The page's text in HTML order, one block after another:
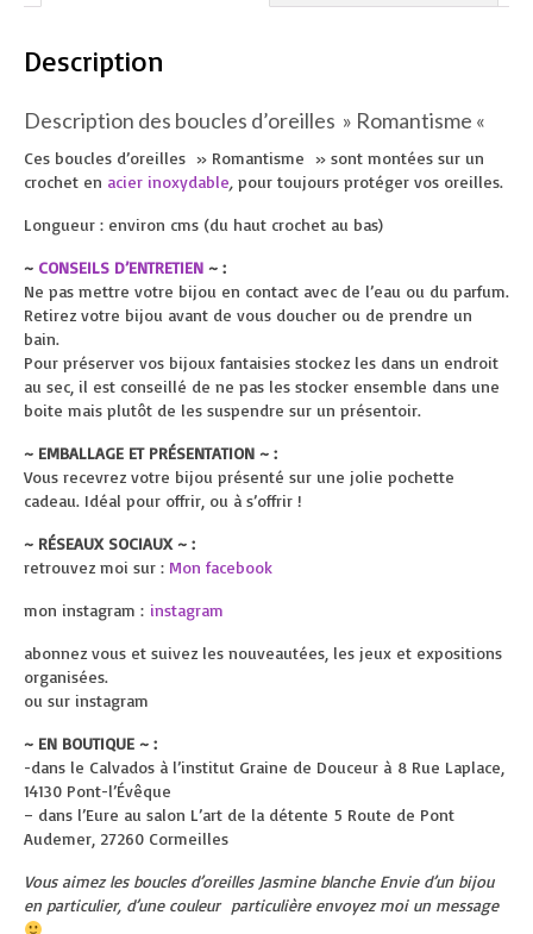
Description
Description des boucles d’oreilles » Romantisme «
Ces boucles d’oreilles » Romantisme » sont montées sur un
crochet en acier inoxydable, pour toujours protéger vos oreilles.
Longueur : environ cms (du haut crochet au bas)
~ CONSEILS D’ENTRETIEN ~ :
Ne pas mettre votre bijou en contact avec de l’eau ou du parfum.
Retirez votre bijou avant de vous doucher ou de prendre un
bain.
Pour préserver vos bijoux fantaisies stockez les dans un endroit
au sec, il est conseillé de ne pas les stocker ensemble dans une
boite mais plutôt de les suspendre sur un présentoir.
~ EMBALLAGE ET PRÉSENTATION ~ :
Vous recevrez votre bijou présenté sur une jolie pochette
cadeau. Idéal pour offrir, ou à s’offrir !
~ RÉSEAUX SOCIAUX ~ :
retrouvez moi sur : Mon facebook
mon instagram : instagram
abonnez vous et suivez les nouveautées, les jeux et expositions
organisées.
ou sur instagram
~ EN BOUTIQUE ~ :
-dans le Calvados à l’institut Graine de Douceur à 8 Rue Laplace,
14130 Pont-l’Évêque
– dans l’Eure au salon L’art de la détente 5 Route de Pont
Audemer, 27260 Cormeilles
Vous aimez les boucles d’oreilles Jasmine blanche Envie d’un bijou
en particulier, d’une couleur particulière envoyez moi un message